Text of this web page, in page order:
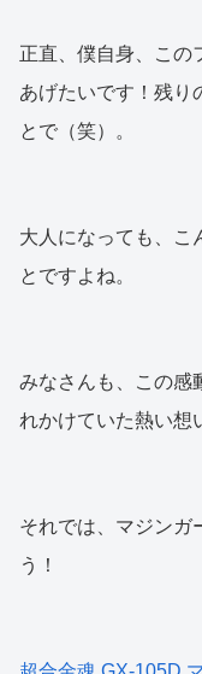
正直、僕自身、この
あげたいです！残り
とで（笑）。
大人になっても、こ
とですよね。
みなさんも、この感
れかけていた熱い想
それでは、マジンガ
う！